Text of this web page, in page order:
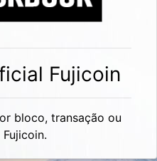
Fujicoin
bloco, transação ou